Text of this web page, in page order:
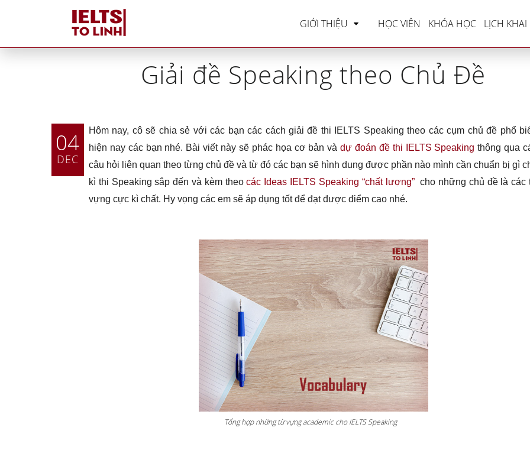
GIỚI THIỆU HỌC VIÊN KHÓA HỌC LỊCH
Tại sao IELTS Tố Linh
khác biệt
IELTS Speaking »Giải đề Speaking theo
Giải đề Speaking theo Chủ Đề
04
DEC
Hôm nay, cô sẽ chia sẻ với các bạn các cách giải đề thi IELTS Speaking theo các cụm chủ đề phổ
hiện nay các bạn nhé. Bài viết này sẽ phác họa cơ bản vàdự đoán đề thi IELTS Speaking thông qua
câu hỏi liên quan theo từng chủ đề và từ đó các bạn sẽ hình dung được phần nào mình cần chuẩn bị gì
kì thi Speaking sắp đến và kèm theocác Ideas IELTS Speaking “chất lượng”cho những chủ đề là các
vựng cực kì chất. Hy vọng các em sẽ áp dụng tốt để đạt được điểm cao nhé.
Tổng hợp những từ vựng academic cho IELTS Speaking